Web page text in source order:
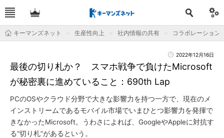
キーマンズネット 生産性向上 社内情報の共有 コラボレーション
2022年12月16日
最後の切り札か？ スマホ戦争で負けたMicrosoft
が秘密裏に進めていること：690th Lap
PCのOSやクラウド分野で大きな影響力を持つ一方で、現在のメ
インストリームであるモバイル市場でいまひとつ影響力を発揮で
きなかったMicrosoft。うわさによれば、GoogleやAppleに対抗す
る“切り札”があるという。